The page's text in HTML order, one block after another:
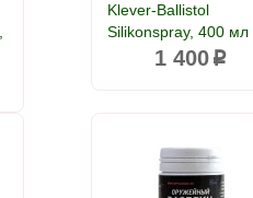
Klever-Ballistol
Silikonspray, 400 мл
1 400p